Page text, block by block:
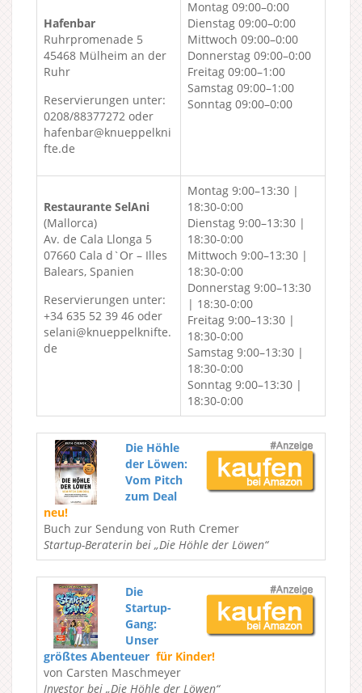
Hafenbar
Ruhrpromenade 5
45468 Mülheim an der
Ruhr
Reservierungen unter:
0208/88377272 oder
hafenbar@knueppelkni
fte.de
Montag 09:00–0:00
Dienstag 09:00–0:00
Mittwoch 09:00–0:00
Donnerstag 09:00–0:00
Freitag 09:00–1:00
Samstag 09:00–1:00
Sonntag 09:00–0:00
Restaurante SelAni
(Mallorca)
Av. de Cala Llonga 5
07660 Cala d`Or – Illes
Balears, Spanien
Reservierungen unter:
+34 635 52 39 46 oder
selani@knueppelknifte.
de
Montag 9:00–13:30 |
18:30-0:00
Dienstag 9:00–13:30 |
18:30-0:00
Mittwoch 9:00–13:30 |
18:30-0:00
Donnerstag 9:00–13:30
| 18:30-0:00
Freitag 9:00–13:30 |
18:30-0:00
Samstag 9:00–13:30 |
18:30-0:00
Sonntag 9:00–13:30 |
18:30-0:00
Die Höhle
der Löwen:
Vom Pitch
zum Deal
neu!
Buch zur Sendung von Ruth Cremer
Startup-Beraterin bei „Die Höhle der Löwen“
Die
Startup-
Gang:
Unser
größtes Abenteuer für Kinder!
von Carsten Maschmeyer
Investor bei „Die Höhle der Löwen“